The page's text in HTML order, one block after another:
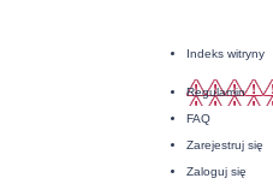
Indeks witryny
Regulamin
FAQ
Zarejestruj się
Zaloguj się